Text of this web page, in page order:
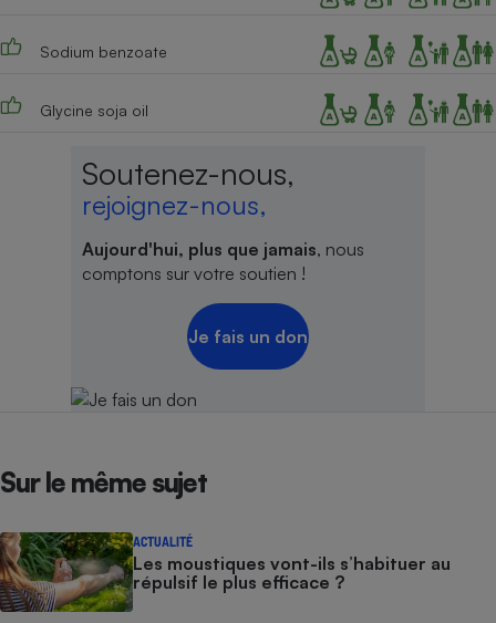
Sodium benzoate
Glycine soja oil
Soutenez-nous,
rejoignez-nous,
Aujourd'hui, plus que jamais, nous
comptons sur votre soutien !
Je fais un don
Sur le même sujet
ACTUALITÉ
Les moustiques vont-ils s’habituer au
répulsif le plus efficace ?